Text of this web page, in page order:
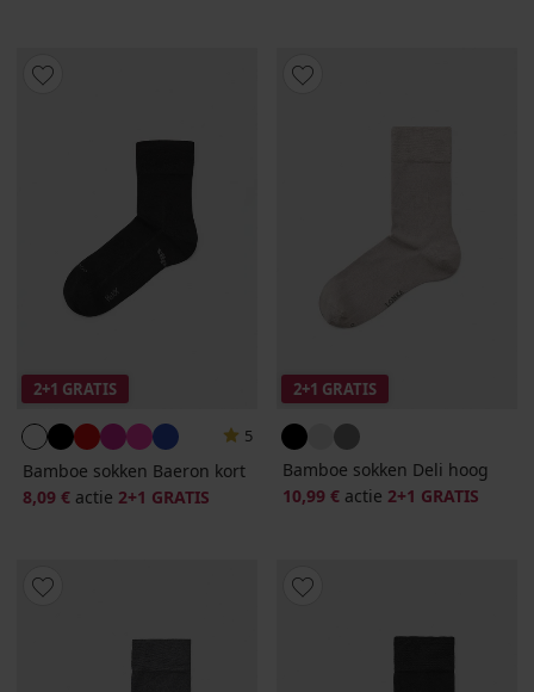
2+1 GRATIS
5
Bamboe sokken Baeron kort
8,09 € actie 2+1 GRATIS
2+1 GRATIS
Bamboe sokken Deli hoog
10,99 € actie 2+1 GRATIS